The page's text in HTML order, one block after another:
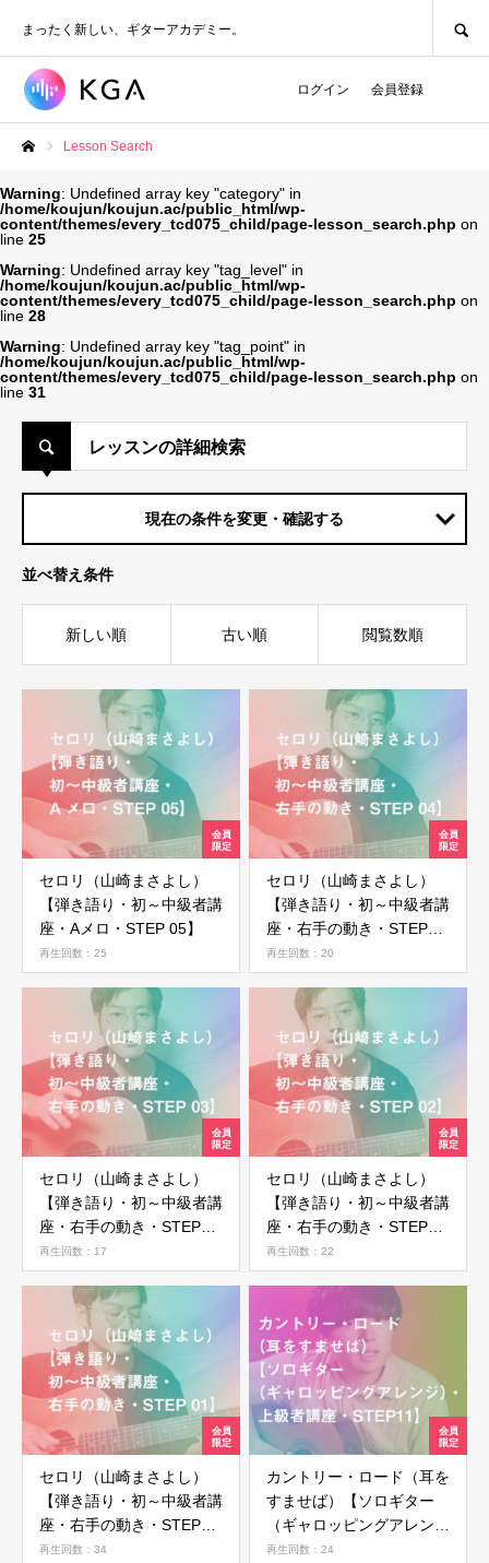
まったく新しい、ギターアカデミー。
ログイン 会員登録
Lesson Search
Warning: Undefined array key "category" in
/home/koujun/koujun.ac/public_html/wp-
content/themes/every_tcd075_child/page-lesson_search.php on
line 25
Warning: Undefined array key "tag_level" in
/home/koujun/koujun.ac/public_html/wp-
content/themes/every_tcd075_child/page-lesson_search.php on
line 28
Warning: Undefined array key "tag_point" in
/home/koujun/koujun.ac/public_html/wp-
content/themes/every_tcd075_child/page-lesson_search.php on
line 31
レッスンの詳細検索
現在の条件を変更・確認する
並べ替え条件
新しい順 古い順 閲覧数順
セロリ（山崎まさよし）
【弾き語り・初～中級者講
座・Aメロ・STEP 05】
再生回数：25
セロリ（山崎まさよし）
【弾き語り・初～中級者講
座・右手の動き・STEP
04】
再生回数：20
セロリ（山崎まさよし）
【弾き語り・初～中級者講
座・右手の動き・STEP
03】
再生回数：17
セロリ（山崎まさよし）
【弾き語り・初～中級者講
座・右手の動き・STEP
02】
再生回数：22
セロリ（山崎まさよし）
【弾き語り・初～中級者講
座・右手の動き・STEP
01】
再生回数：34
カントリー・ロード（耳を
すませば）【ソロギター
（ギャロッピングアレン
ジ）・上級者講座・
再生回数：24